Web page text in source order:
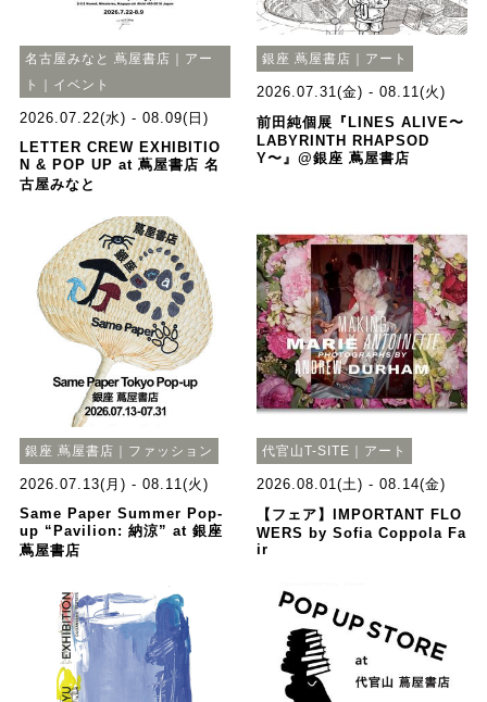
名古屋みなと 蔦屋書店｜アー
ト｜イベント
2026.07.22(水) - 08.09(日)
LETTER CREW EXHIBITIO
N & POP UP at 蔦屋書店 名
古屋みなと
銀座 蔦屋書店｜アート
2026.07.31(金) - 08.11(火)
前田純個展『LINES ALIVE〜
LABYRINTH RHAPSOD
Y〜』@銀座 蔦屋書店
銀座 蔦屋書店｜ファッション
2026.07.13(月) - 08.11(火)
Same Paper Summer Pop-
up “Pavilion: 納涼” at 銀座
蔦屋書店
代官山T-SITE｜アート
2026.08.01(土) - 08.14(金)
【フェア】IMPORTANT FLO
WERS by Sofia Coppola Fa
ir